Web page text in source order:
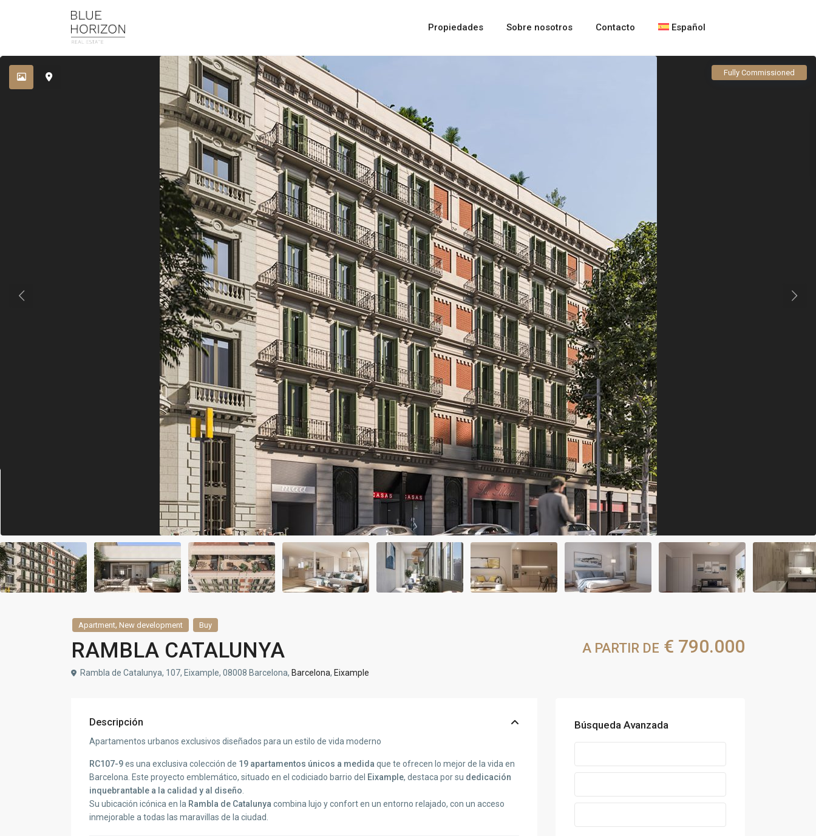
Propiedades Sobre nosotros Contacto Español
Fully Commissioned
Apartment, New development Buy
RAMBLA CATALUNYA A PARTIR DE € 790.000
Rambla de Catalunya, 107, Eixample, 08008 Barcelona, Barcelona, Eixample
Descripción
Apartamentos urbanos exclusivos diseñados para un estilo de vida moderno
RC107-9es una exclusiva colección de 19 apartamentos únicos a medida que te ofrecen lo mejor de la vida en
Barcelona. Este proyecto emblemático, situado en el codiciado barrio del Eixample, destaca por su dedicación
inquebrantable a la calidad y al diseño
Su ubicación icónica en la Rambla de Catalunya combina lujo y confort en un entorno relajado, con un acceso
inmejorable a todas las maravillas de la ciudad.
Búsqueda Avanzada